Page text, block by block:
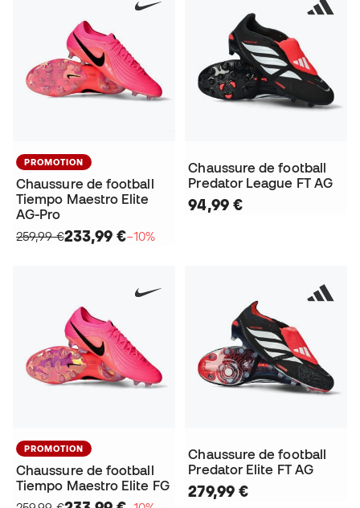
PROMOTION
Chaussure de football
Tiempo Maestro Elite
AG-Pro
259,99 €233,99 €−10%
Chaussure de football
Predator League FT AG
94,99 €
PROMOTION
Chaussure de football
Tiempo Maestro Elite FG
Chaussure de football
Predator Elite FT AG
279,99 €